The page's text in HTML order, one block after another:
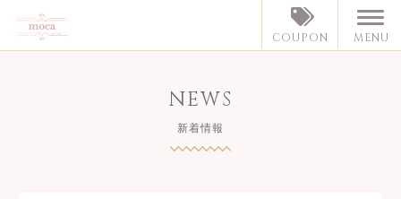
COUPON MENU
NEWS
新着情報